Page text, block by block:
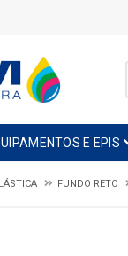
E EPIS
FUNDO RETO